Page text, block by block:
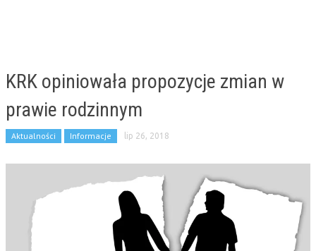
KRK opiniowała propozycje zmian w
prawie rodzinnym
Aktualności Informacje lip 26, 2018